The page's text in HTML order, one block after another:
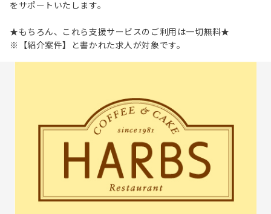
をサポートいたします。
★もちろん、これら支援サービスのご利用は一切無料★
※【紹介案件】と書かれた求人が対象です。